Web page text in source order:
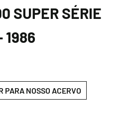
SUPER SÉRIE
1986
PARA NOSSO ACERVO